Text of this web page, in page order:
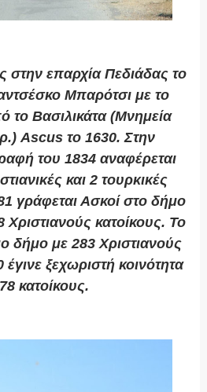
στην επαρχία Πεδιάδας το
Μπαρότσι με το
το Βασιλικάτα (Μνημεία
Ascus το 1630. Στην
του 1834 αναφέρεται
και 2 τουρκικές
γράφεται Ασκοί στο δήμο
Χριστιανούς κατοίκους. Το
δήμο με 283 Χριστιανούς
ξεχωριστή κοινότητα
κατοίκους.